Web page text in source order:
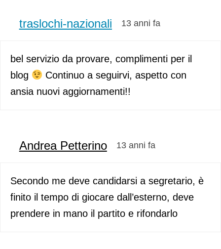
traslochi-nazionali 13 anni fa
bel servizio da provare, complimenti per il
blog
Continuo a seguirvi, aspetto con
ansia nuovi aggiornamenti!!
Andrea Petterino 13 anni fa
Secondo me deve candidarsi a segretario, è
finito il tempo di giocare dall’esterno, deve
prendere in mano il partito e rifondarlo